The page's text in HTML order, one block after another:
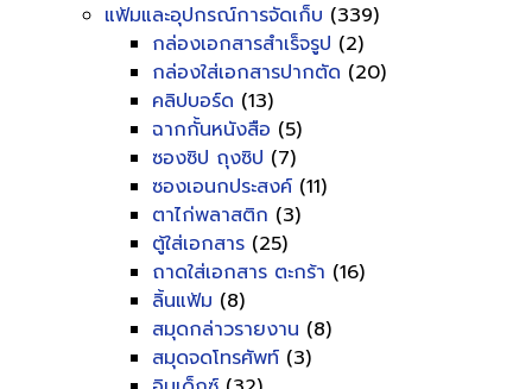
แฟ้มและอุปกรณ์การจัดเก็บ (339)
กล่องเอกสารสำเร็จรูป (2)
กล่องใส่เอกสารปากตัด (20)
คลิปบอร์ด (13)
ฉากกั้นหนังสือ (5)
ซองซิป ถุงซิป (7)
ซองเอนกประสงค์ (11)
ตาไก่พลาสติก (3)
ตู้ใส่เอกสาร (25)
ถาดใส่เอกสาร ตะกร้า (16)
ลิ้นแฟ้ม (8)
สมุดกล่าวรายงาน (8)
สมุดจดโทรศัพท์ (3)